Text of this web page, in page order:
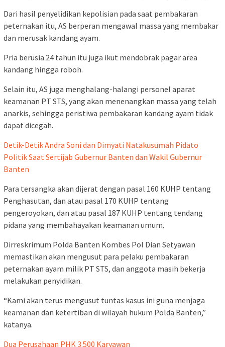
Dari hasil penyelidikan kepolisian pada saat pembakaran
peternakan itu, AS berperan mengawal massa yang membakar
dan merusak kandang ayam.
Pria berusia 24 tahun itu juga ikut mendobrak pagar area
kandang hingga roboh.
Selain itu, AS juga menghalang-halangi personel aparat
keamanan PT STS, yang akan menenangkan massa yang telah
anarkis, sehingga peristiwa pembakaran kandang ayam tidak
dapat dicegah.
Detik-Detik Andra Soni dan Dimyati Natakusumah Pidato
Politik Saat Sertijab Gubernur Banten dan Wakil Gubernur
Banten
Para tersangka akan dijerat dengan pasal 160 KUHP tentang
Penghasutan, dan atau pasal 170 KUHP tentang
pengeroyokan, dan atau pasal 187 KUHP tentang tendang
pidana yang membahayakan keamanan umum.
Dirreskrimum Polda Banten Kombes Pol Dian Setyawan
memastikan akan mengusut para pelaku pembakaran
peternakan ayam milik PT STS, dan anggota masih bekerja
melakukan penyidikan.
“Kami akan terus mengusut tuntas kasus ini guna menjaga
keamanan dan ketertiban di wilayah hukum Polda Banten,”
katanya.
Dua Perusahaan PHK 3.500 Karyawan